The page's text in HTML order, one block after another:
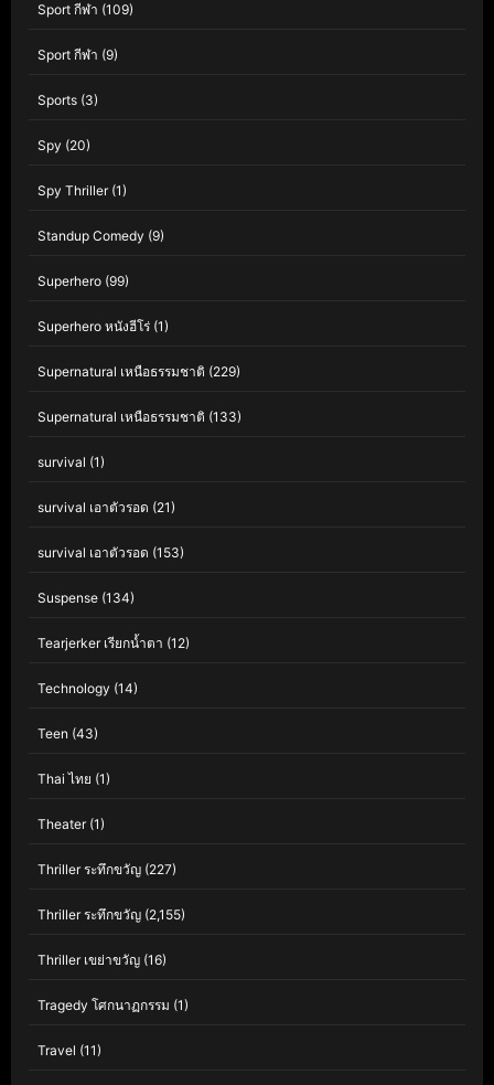
Sport กีฬา (109)
Sport กีฬา (9)
Sports (3)
Spy (20)
Spy Thriller(1)
Standup Comedy (9)
Superhero (99)
Superhero หนังฮีโร่ (1)
Supernatural เหนือธรรมชาติ (229)
Supernatural เหนือธรรมชาติ (133)
survival (1)
survival เอาตัวรอด (21)
survival เอาตัวรอด (153)
Suspense (134)
Tearjerker เรียกน้ำตา (12)
Technology (14)
Teen (43)
Thai ไทย (1)
Theater(1)
Thriller ระทึกขวัญ (227)
Thriller ระทึกขวัญ (2,155)
Thriller เขย่าขวัญ (16)
Tragedy โศกนาฏกรรม (1)
Travel (11)